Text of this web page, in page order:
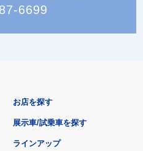
6699
お店を探す
展示車/試乗車を探す
ラインアップ